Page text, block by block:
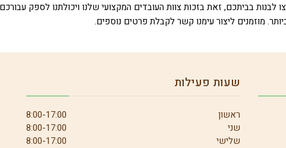
בביתכם, זאת בזכות צוות העובדים המקצועי שלנו ויכולתנו לספק
מוזמנים ליצור עימנו קשר לקבלת פרטים נוספים.
שעות פעילות
ראשון
8:00-17:00
שני
8:00-17:00
שלישי
8:00-17:00